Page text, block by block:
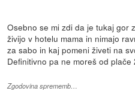
Osebno se mi zdi da je tukaj gor
živijo v hotelu mama in nimajo
za sabo in kaj pomeni živeti na
Definitivno pa ne moreš od
Zgodovina sprememb…